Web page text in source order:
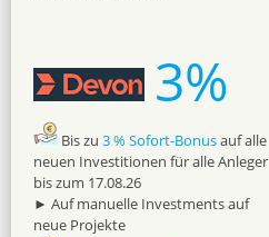
3%
Bis zu 3 % Sofort-Bonusauf alle
neuen Investitionen für alle Anleger
bis zum 17.08.26
► Auf manuelle Investments auf
neue Projekte